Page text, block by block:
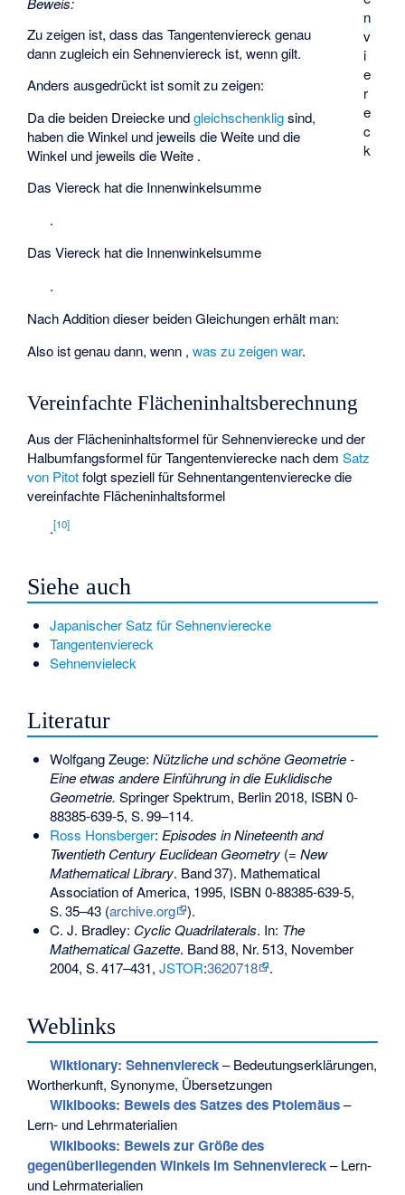
n
v
i
e
r
e
c
k
Zu zeigen ist, dass das Tangentenviereckgenau
dann zugleich ein Sehnenviereck ist, wenngilt.
Anders ausgedrückt ist somit zu zeigen:
Da die beiden Dreiecke undgleichschenkligsind,
haben die Winkel und jeweils die Weite und die
Winkel und jeweils die Weite .
Das Viereck hat die Innenwinkelsumme
.
Das Viereck hat die Innenwinkelsumme
.
Nach Addition dieser beiden Gleichungen erhält man:
Also istgenau dann, wenn ,was zu zeigen war.
Vereinfachte Flächeninhaltsberechnung
Aus der Flächeninhaltsformelfür Sehnenvierecke und der
Halbumfangsformelfür Tangentenvierecke nach demSatz
von Pitotfolgt speziell für Sehnentangentenvierecke die
vereinfachte Flächeninhaltsformel
.[10]
Siehe auch
Japanischer Satz für Sehnenvierecke
Tangentenviereck
Sehnenvieleck
Literatur
Wolfgang Zeuge: Nützliche und schöne Geometrie -
Eine etwas andere Einführung in die Euklidische
Geometrie. Springer Spektrum, Berlin 2018, ISBN 0-
88385-639-5, S.99–114.
Ross Honsberger: Episodes in Nineteenth and
Twentieth Century Euclidean Geometry(= New
Mathematical Library. Band37). Mathematical
Association of America, 1995, ISBN 0-88385-639-5,
S.35–43(archive.org
).
C. J. Bradley: Cyclic Quadrilaterals. In: The
Mathematical Gazette. Band88, Nr.513, November
2004, S.417–431, JSTOR:3620718 .
Weblinks
Wiktionary: Sehnenviereck– Bedeutungserklärungen,
Wortherkunft, Synonyme, Übersetzungen
Wikibooks: Beweis des Satzes des Ptolemäus–
Lern- und Lehrmaterialien
Wikibooks: Beweis zur Größe des
gegenüberliegenden Winkels im Sehnenviereck– Lern-
und Lehrmaterialien